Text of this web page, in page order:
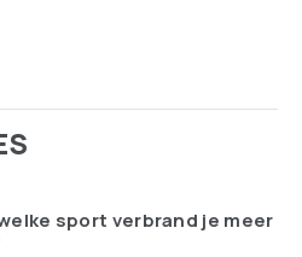
sport verbrand je meer